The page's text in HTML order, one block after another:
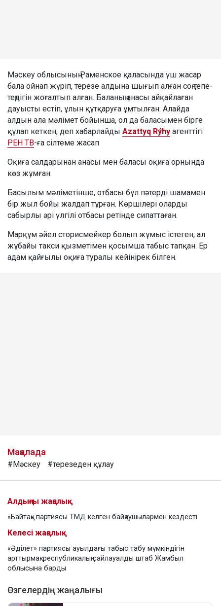
Мәскеу облысының Раменское қаласында үш жасар
бала ойнап жүріп, терезе алдына шығып алған соң тепе-
теңдігін жоғалтып алған. Баланың анасы айқайлаған
дауысты естіп, ұлын құтқаруға ұмтылған. Алайда
алдын ала мәлімет бойынша, ол да баласымен бірге
құлап кеткен, деп хабарлайды Azattyq Rýhy агенттігі
РЕН ТВ-ға сілтеме жасап
Оқиға салдарынан анасы мен баласы оқиға орнында
көз жұмған.
Басылым мәліметінше, отбасы бұл пәтерді шамамен
бір жыл бойы жалдап тұрған. Көршілері оларды
сабырлы әрі үлгілі отбасы ретінде сипаттаған.
Марқұм әйел сторисмейкер болып жұмыс істеген, ал
жұбайы такси қызметімен қосымша табыс тапқан. Ер
адам қайғылы оқиға туралы кейінірек білген.
Мақалада
#Мәскеу #терезеден құлау
Алдыңғы жаңалық
«Байтақ» партиясы ТМД келген байқаушылармен кездесті
Келесі жаңалық
«Әділет» партиясы ауылдағы табыс табу мүмкіндігін
арттырмақ: республикалық сайлауалды штаб Жамбыл
облысына барды